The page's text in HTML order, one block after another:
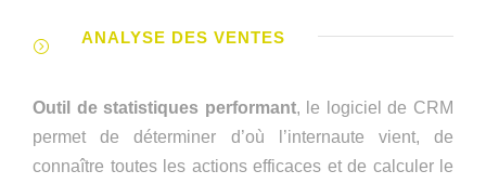
ANALYSE DES VENTES
Outil de statistiques performant, le logiciel de CRM
permet de déterminer d’où l’internaute vient, de
connaître toutes les actions efficaces et de calculer le